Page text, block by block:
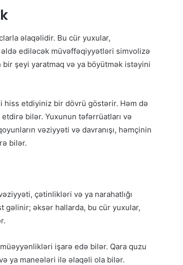
əlaqəlidir. Bu cür yuxular,
əldə ediləcək müvəffəqiyyətləri simvolizə
şeyi yaratmaq və ya böyütmək istəyini
hiss etdiyiniz bir dövrü göstərir. Həm də
bilər. Yuxunun təfərrüatları və
vəziyyəti və davranışı, həmçinin
bilər.
çətinlikləri və ya narahatlığı
gəlinir; əksər hallarda, bu cür yuxular,
işarə edə bilər. Qara quzu
ya maneələri ilə əlaqəli ola bilər.